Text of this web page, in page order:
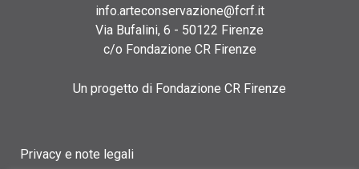
info.arteconservazione@fcrf.it
Via Bufalini, 6 - 50122 Firenze
c/o Fondazione CR Firenze
Un progetto di Fondazione CR Firenze
Privacy e note legali